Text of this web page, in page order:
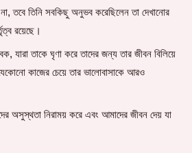
তবে তিনি সবকিছু অনুভব করেছিলেন তা দেখানোর
রয়েছে।
যারা তাকে ঘৃণা করে তাদের জন্য তার জীবন বিলিয়ে
কাজের চেয়ে তার ভালোবাসাকে আরও
অসুস্থতা নিরাময় করে এবং আমাদের জীবন দেয় যা